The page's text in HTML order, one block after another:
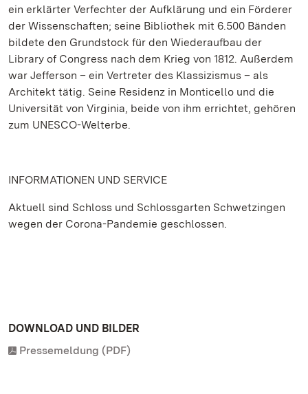
ein erklärter Verfechter der Aufklärung und ein Förderer
der Wissenschaften; seine Bibliothek mit 6.500 Bänden
bildete den Grundstock für den Wiederaufbau der
Library of Congress nach dem Krieg von 1812. Außerdem
war Jefferson – ein Vertreter des Klassizismus – als
Architekt tätig. Seine Residenz in Monticello und die
Universität von Virginia, beide von ihm errichtet, gehören
zum UNESCO-Welterbe.
INFORMATIONEN UND SERVICE
Aktuell sind Schloss und Schlossgarten Schwetzingen
wegen der Corona-Pandemie geschlossen.
DOWNLOAD UND BILDER
Pressemeldung (PDF)